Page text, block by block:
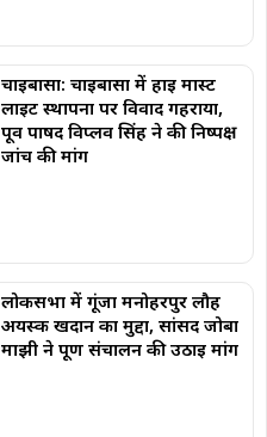
चाईबासा: चाईबासा में हाई मास्ट
लाइट स्थापना पर विवाद गहराया,
पूर्व पार्षद विप्लव सिंह ने की निष्पक्ष
जांच की मांग
लोकसभा में गूंजा मनोहरपुर लौह
अयस्क खदान का मुद्दा, सांसद जोबा
माझी ने पूर्ण संचालन की उठाई मांग